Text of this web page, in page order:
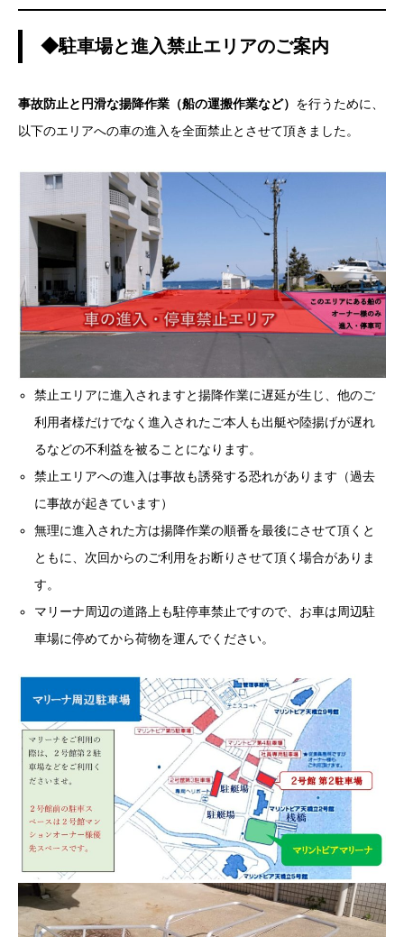
◆駐車場と進入禁止エリアのご案内
事故防止と円滑な揚降作業（船の運搬作業など） を行うために、
以下のエリアへの車の進入を全面禁止とさせて頂きました。
禁止エリアに進入されますと揚降作業に遅延が生じ、他のご
利用者様だけでなく進入されたご本人も出艇や陸揚げが遅れ
るなどの不利益を被ることになります。
禁止エリアへの進入は事故も誘発する恐れがあります（過去
に事故が起きています）
無理に進入された方は揚降作業の順番を最後にさせて頂くと
ともに、次回からのご利用をお断りさせて頂く場合がありま
す。
マリーナ周辺の道路上も駐停車禁止ですので、お車は周辺駐
車場に停めてから荷物を運んでください。